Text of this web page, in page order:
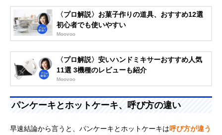
〈プロ解説〉お菓子作りの道具、おすすめ12選
初心者でも使いやすい
Moovoo
〈プロ解説〉安いハンドミキサーおすすめ人気
11選 3機種のレビューも紹介
Moovoo
パンケーキとホットケーキ、呼び方の違い
早速結論から言うと、パンケーキとホットケーキは呼び方が違う